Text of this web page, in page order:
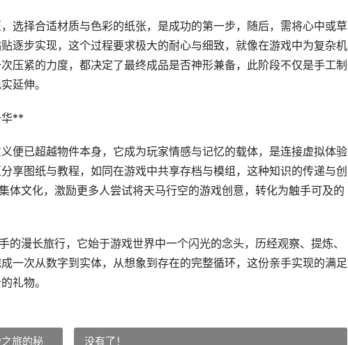
选择合适材质与色彩的纸张，是成功的第一步，随后，需将心中或草
逐步实现，这个过程要求极大的耐心与细致，就像在游戏中为复杂机
压紧的力度，都决定了最终成品是否神形兼备，此阶段不仅是手工制
延伸。
华**
便已超越物件本身，它成为玩家情感与记忆的载体，是连接虚拟体验
享图纸与教程，如同在游戏中共享存档与模组，这种知识的传递与创
体文化，激励更多人尝试将天马行空的游戏创意，转化为触手可及的
的漫长旅行，它始于游戏世界中一个闪光的念头，历经观察、提炼、
一次从数字到实体，从想象到存在的完整循环，这份亲手实现的满足
礼物。
旅的秘 没有了！